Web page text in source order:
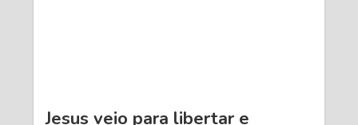
Jesus veio para libertar e